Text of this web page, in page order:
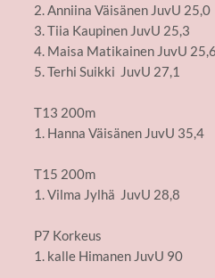
2. Anniina Väisänen JuvU 25,0
3. Tiia Kaupinen JuvU 25,3
4. Maisa Matikainen JuvU 25,6
5. Terhi Suikki JuvU 27,1
T13 200m
1. Hanna Väisänen JuvU 35,4
T15 200m
1. Vilma Jylhä JuvU 28,8
P7 Korkeus
1. kalle Himanen JuvU 90